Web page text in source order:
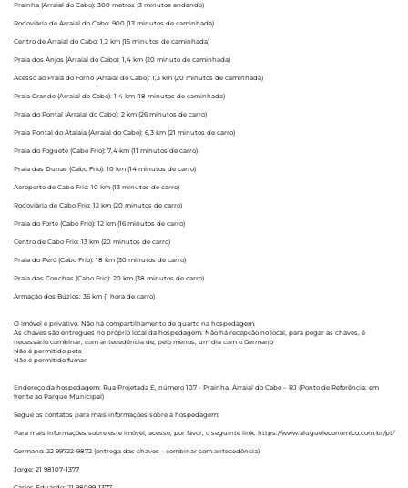
Prainha (Arraial do Cabo): 300 metros (3 minutos andando)
Rodoviária de Arraial do Cabo: 900 (13 minutos de caminhada)
Centro de Arraial do Cabo: 1,2 km (15 minutos de caminhada)
Praia dos Anjos (Arraial do Cabo): 1,4 km (20 minuto de caminhada)
Acesso ao Praia do Forno (Arraial do Cabo): 1,3 km (20 minutos de caminhada)
Praia Grande (Arraial do Cabo): 1,4 km (18 minutos de caminhada)
Praia do Pontal (Arraial do Cabo): 2 km (26 minutos de carro)
Praia Pontal do Atalaia (Arraial do Cabo): 6,3 km (21 minutos de carro)
Praia do Foguete (Cabo Frio): 7,4 km (11 minutos de carro)
Praia das Dunas (Cabo Frio): 10 km (14 minutos de carro)
Aeroporto de Cabo Frio: 10 km (13 minutos de carro)
Rodoviária de Cabo Frio: 12 km (20 minutos de carro)
Praia do Forte (Cabo Frio): 12 km (16 minutos de carro)
Centro de Cabo Frio: 13 km (20 minutos de carro)
Praia do Peró (Cabo Frio): 18 km (30 minutos de carro)
Praia das Conchas (Cabo Frio): 20 km (38 minutos de carro)
Armação dos Búzios: 36 km (1 hora de carro)
O imóvel é privativo. Não há compartilhamento de quarto na hospedagem.
As chaves são entregues no próprio local da hospedagem. Não há recepção no local, para pegar as chaves, é
necessário combinar, com antecedência de, pelo menos, um dia com o Germano
Não é permitido pets
Não é permitido fumar
Endereço da hospedagem: Rua Projetada E, número 107 - Prainha, Arraial do Cabo – RJ (Ponto de Referência: em
frente ao Parque Municipal)
Segue os contatos para mais informações sobre a hospedagem:
Para mais informações sobre este imóvel, acesse, por favor, o seguinte link: https://www.alugueleconomico.com.br/pt/
Germano: 22 99722-9872 (entrega das chaves - combinar com antecedência)
Jorge: 21 98107-1377